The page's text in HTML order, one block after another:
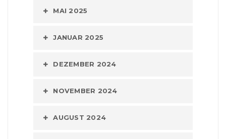
MAI 2025
JANUAR 2025
DEZEMBER 2024
NOVEMBER 2024
AUGUST 2024